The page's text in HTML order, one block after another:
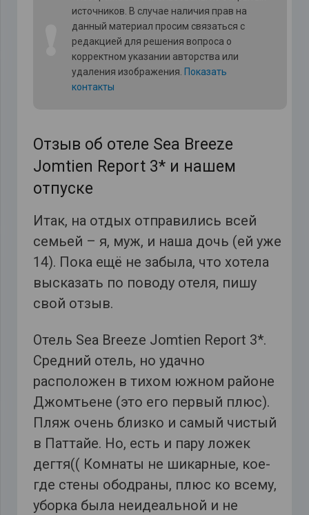
источников. В случае наличия прав на
данный материал просим связаться с
редакцией для решения вопроса о
корректном указании авторства или
удаления изображения. Показать
контакты
Отзыв об отеле Sea Breeze
Jomtien Report 3* и нашем
отпуске
Итак, на отдых отправились всей
семьей – я, муж, и наша дочь (ей уже
14). Пока ещё не забыла, что хотела
высказать по поводу отеля, пишу
свой отзыв.
Отель Sea Breeze Jomtien Report 3*.
Средний отель, но удачно
расположен в тихом южном районе
Джомтьене (это его первый плюс).
Пляж очень близко и самый чистый
в Паттайе. Но, есть и пару ложек
дегтя(( Комнаты не шикарные, кое-
где стены ободраны, плюс ко всему,
уборка была неидеальной и не